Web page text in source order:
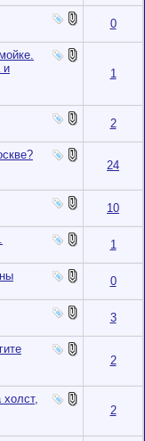
0
и
1
2
24
10
1
0
3
2
2